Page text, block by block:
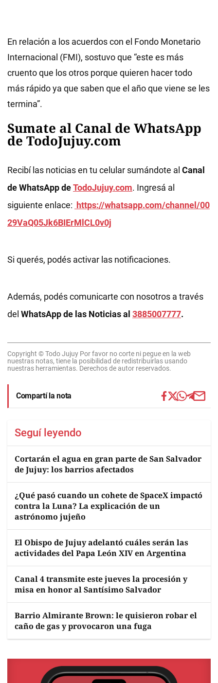
En relación a los acuerdos con el Fondo Monetario
Internacional (FMI), sostuvo que “este es más
cruento que los otros porque quieren hacer todo
más rápido ya que saben que el año que viene se les
termina”.
Sumate al Canal de WhatsApp
de TodoJujuy.com
Recibí las noticias en tu celular sumándote al Canal
de WhatsApp deTodoJujuy.com. Ingresá al
siguiente enlace: https://whatsapp.com/channel/00
29VaQ05Jk6BIErMlCL0v0j
Si querés, podés activar las notificaciones.
Además, podés comunicarte con nosotros a través
del WhatsApp de las Noticias al 3885007777.
Copyright © Todo Jujuy Por favor no corte ni pegue en la web
nuestras notas, tiene la posibilidad de redistribuirlas usando
nuestras herramientas. Derechos de autor reservados.
Compartí la nota
Seguí leyendo
Cortarán el agua en gran parte de San Salvador
de Jujuy: los barrios afectados
¿Qué pasó cuando un cohete de SpaceX impactó
contra la Luna? La explicación de un
astrónomo jujeño
El Obispo de Jujuy adelantó cuáles serán las
actividades del Papa León XIV en Argentina
Canal 4 transmite este jueves la procesión y
misa en honor al Santísimo Salvador
Barrio Almirante Brown: le quisieron robar el
caño de gas y provocaron una fuga